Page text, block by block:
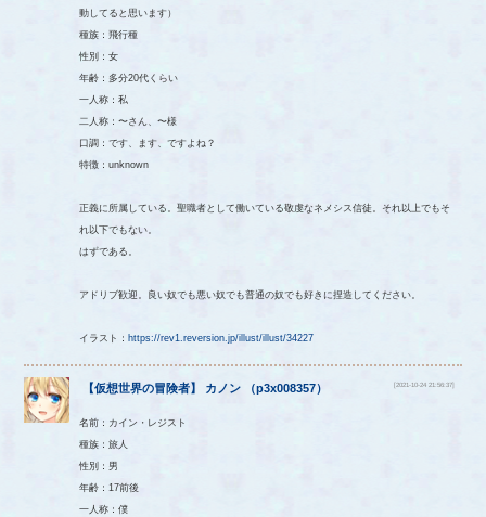
動してると思います）
種族：飛行種
性別：女
年齢：多分20代くらい
一人称：私
二人称：〜さん、〜様
口調：です、ます、ですよね？
特徴：unknown
正義に所属している。聖職者として働いている敬虔なネメシス信徒。それ以上でもそ
れ以下でもない。
はずである。
アドリブ歓迎。良い奴でも悪い奴でも普通の奴でも好きに捏造してください。
イラスト： https://rev1.reversion.jp/illust/illust/34227
【仮想世界の冒険者】 カノン （p3x008357） [2021-10-24 21:56:37]
名前：カイン・レジスト
種族：旅人
性別：男
年齢：17前後
一人称：僕